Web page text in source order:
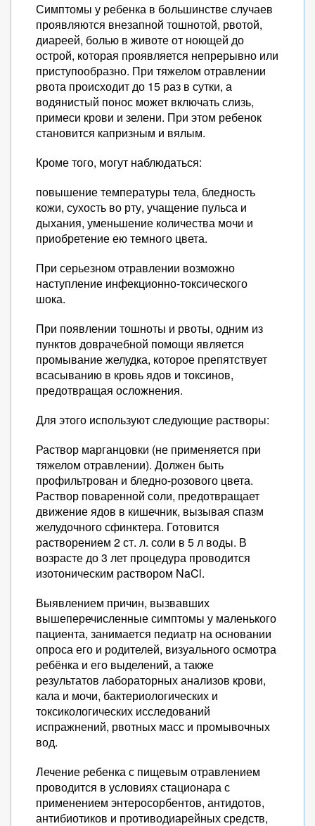
Симптомы у ребенка в большинстве случаев
проявляются внезапной тошнотой, рвотой,
диареей, болью в животе от ноющей до
острой, которая проявляется непрерывно или
приступообразно. При тяжелом отравлении
рвота происходит до 15 раз в сутки, а
водянистый понос может включать слизь,
примеси крови и зелени. При этом ребенок
становится капризным и вялым.
Кроме того, могут наблюдаться:
повышение температуры тела, бледность
кожи, сухость во рту, учащение пульса и
дыхания, уменьшение количества мочи и
приобретение ею темного цвета.
При серьезном отравлении возможно
наступление инфекционно-токсического
шока.
При появлении тошноты и рвоты, одним из
пунктов доврачебной помощи является
промывание желудка, которое препятствует
всасыванию в кровь ядов и токсинов,
предотвращая осложнения.
Для этого используют следующие растворы:
Раствор марганцовки (не применяется при
тяжелом отравлении). Должен быть
профильтрован и бледно-розового цвета.
Раствор поваренной соли, предотвращает
движение ядов в кишечник, вызывая спазм
желудочного сфинктера. Готовится
растворением 2 ст. л. соли в 5 л воды. В
возрасте до 3 лет процедура проводится
изотоническим раствором NaCl.
Выявлением причин, вызвавших
вышеперечисленные симптомы у маленького
пациента, занимается педиатр на основании
опроса его и родителей, визуального осмотра
ребёнка и его выделений, а также
результатов лабораторных анализов крови,
кала и мочи, бактериологических и
токсикологических исследований
испражнений, рвотных масс и промывочных
вод.
Лечение ребенка с пищевым отравлением
проводится в условиях стационара с
применением энтеросорбентов, антидотов,
антибиотиков и противодиарейных средств,